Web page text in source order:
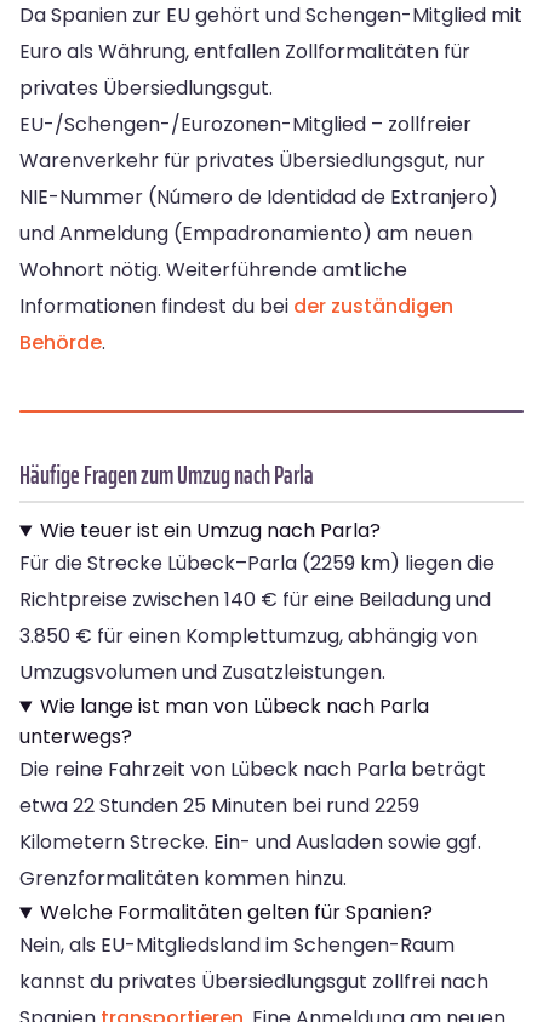
Da Spanien zur EU gehört und Schengen-Mitglied mit
Euro als Währung, entfallen Zollformalitäten für
privates Übersiedlungsgut.
EU-/Schengen-/Eurozonen-Mitglied – zollfreier
Warenverkehr für privates Übersiedlungsgut, nur
NIE-Nummer (Número de Identidad de Extranjero)
und Anmeldung (Empadronamiento) am neuen
Wohnort nötig. Weiterführende amtliche
Informationen findest du bei der zuständigen
Behörde.
Häufige Fragen zum Umzug nach Parla
Wie teuer ist ein Umzug nach Parla?
Für die Strecke Lübeck–Parla (2259 km) liegen die
Richtpreise zwischen 140 € für eine Beiladung und
3.850 € für einen Komplettumzug, abhängig von
Umzugsvolumen und Zusatzleistungen.
Wie lange ist man von Lübeck nach Parla
unterwegs?
Die reine Fahrzeit von Lübeck nach Parla beträgt
etwa 22 Stunden 25 Minuten bei rund 2259
Kilometern Strecke. Ein- und Ausladen sowie ggf.
Grenzformalitäten kommen hinzu.
Welche Formalitäten gelten für Spanien?
Nein, als EU-Mitgliedsland im Schengen-Raum
kannst du privates Übersiedlungsgut zollfrei nach